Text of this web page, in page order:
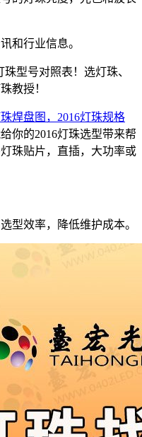
和行业信息。
型号对照表！选灯珠、
教授！
焊盘图，2016灯珠规格
你的2016灯珠选型带来帮
珠贴片，直插，大功率或
型效率，降低维护成本。